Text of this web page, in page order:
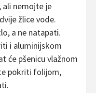
ali nemojte je
žlice vode.
a ne natapati.
i aluminijskom
će pšenicu vlažnom
pokriti folijom,